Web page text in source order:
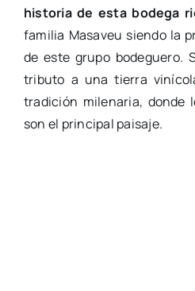
historia de esta bodega
familia Masaveu siendo la
de este grupo bodeguero.
tributo a una tierra
tradición milenaria, donde
son el principal paisaje.